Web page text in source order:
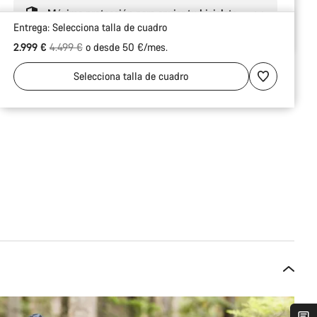
Máxima protección para enviar tu bicicleta
Entrega: Selecciona talla de cuadro
2.999 €Precio original
4.499 €o desde 50 €/mes.
Seleccionatalla de cuadro